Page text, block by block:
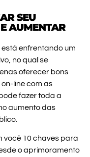
SEU
AUMENTAR
enfrentando um
no qual se
oferecer bons
line com as
fazer toda a
aumento das
você 10 chaves para
o aprimoramento